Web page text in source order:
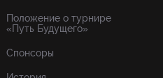
Положение о турнире
«Путь Будущего»
Спонсоры